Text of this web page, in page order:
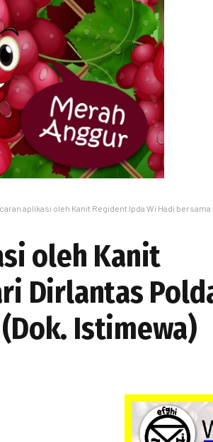
oleh Kanit Regident Ipda Wi Hadi bersama tim dari Dirlantas Polda
oleh Kanit
Dirlantas
(Dok. Istimewa)